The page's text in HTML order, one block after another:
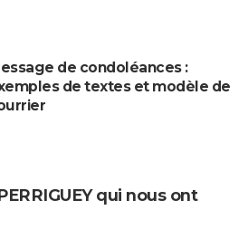
de condoléances :
de textes et modèle de
qui nous ont